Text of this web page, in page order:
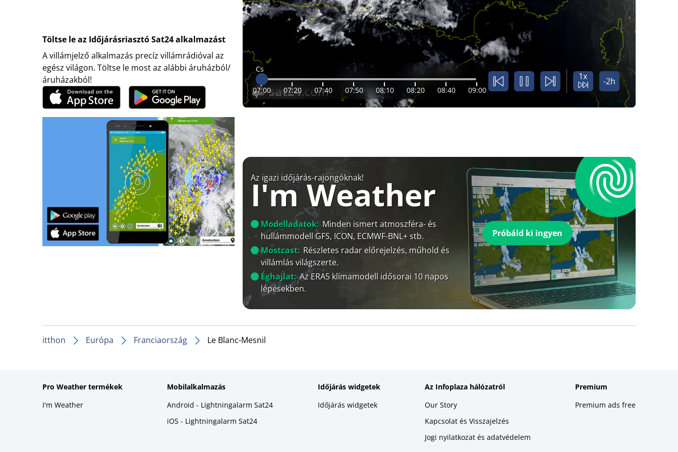
Töltse le az Időjárásriasztó Sat24 alkalmazást
A villámjelző alkalmazás precíz villámrádióval az
egész világon. Töltse le most az alábbi áruházból/
áruházakból!
Cs
07:00 07:20 07:40 07:50 08:10 08:20 08:40 09:00
1x -2h
Az igazi időjárás-rajongóknak!
I'm Weather
Modelladatok: Minden ismert atmoszféra- és
hullámmodell GFS, ICON, ECMWF-BNL+ stb.
Mostcast: Részletes radar előrejelzés, műhold és
villámlás világszerte.
Éghajlat: Az ERA5 klímamodell idősorai 10 napos
lépésekben.
Próbáld ki ingyen
itthon Európa Franciaország Le Blanc-Mesnil
Pro Weather termékek
I'm Weather
Mobilalkalmazás
Android - Lightningalarm Sat24
iOS - Lightningalarm Sat24
Időjárás widgetek
Időjárás widgetek
Az Infoplaza hálózatról
Our Story
Kapcsolat és Visszajelzés
Jogi nyilatkozat és adatvédelem
Premium
Premium ads free